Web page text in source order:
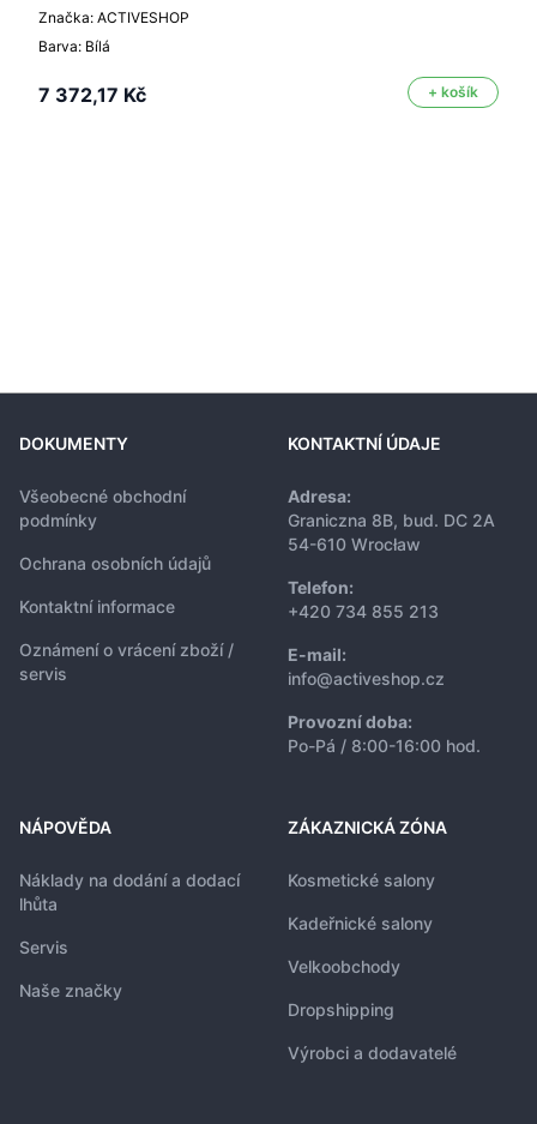
Značka: ACTIVESHOP
Barva: Bílá
7 372,17 Kč + košík
DOKUMENTY
Všeobecné obchodní
podmínky
Ochrana osobních údajů
Kontaktní informace
Oznámení o vrácení zboží /
servis
KONTAKTNÍ ÚDAJE
Adresa:
Graniczna 8B, bud. DC 2A
54-610 Wrocław
Telefon:
+420 734 855 213
E-mail:
info@activeshop.cz
Provozní doba:
Po-Pá / 8:00-16:00 hod.
NÁPOVĚDA
Náklady na dodání a dodací
lhůta
Servis
Naše značky
ZÁKAZNICKÁ ZÓNA
Kosmetické salony
Kadeřnické salony
Velkoobchody
Dropshipping
Výrobci a dodavatelé